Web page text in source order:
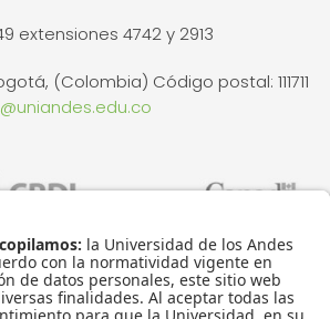
extensiones 4742 y 2913
(Colombia) Código postal: 111711